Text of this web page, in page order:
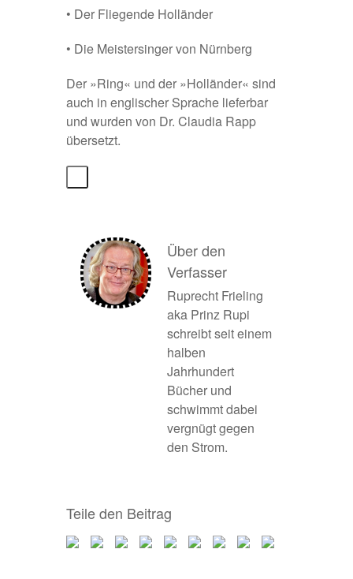
• Der Fliegende Holländer
• Die Meistersinger von Nürnberg
Der »Ring« und der »Holländer« sind
auch in englischer Sprache lieferbar
und wurden von Dr. Claudia Rapp
übersetzt.
Über den
Verfasser
Ruprecht Frieling
aka Prinz Rupi
schreibt seit einem
halben
Jahrhundert
Bücher und
schwimmt dabei
vergnügt gegen
den Strom.
Teile den Beitrag